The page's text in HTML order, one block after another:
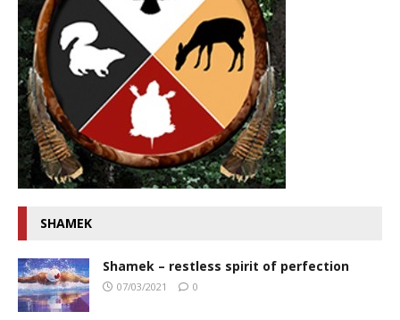
SHAMEK
Shamek – restless spirit of perfection
07/03/2021 0